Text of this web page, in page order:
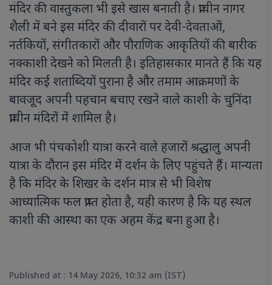
मंदिर की वास्तुकला भी इसे खास बनाती है। प्राचीन नागर
शैली में बने इस मंदिर की दीवारों पर देवी-देवताओं,
नर्तकियों, संगीतकारों और पौराणिक आकृतियों की बारीक
नक्काशी देखने को मिलती है। इतिहासकार मानते हैं कि यह
मंदिर कई शताब्दियों पुराना है और तमाम आक्रमणों के
बावजूद अपनी पहचान बचाए रखने वाले काशी के चुनिंदा
प्राचीन मंदिरों में शामिल है।
आज भी पंचकोशी यात्रा करने वाले हजारों श्रद्धालु अपनी
यात्रा के दौरान इस मंदिर में दर्शन के लिए पहुंचते हैं। मान्यता
है कि मंदिर के शिखर के दर्शन मात्र से भी विशेष
आध्यात्मिक फल प्राप्त होता है, यही कारण है कि यह स्थल
काशी की आस्था का एक अहम केंद्र बना हुआ है।
Published at : 14 May 2026, 10:32 am (IST)